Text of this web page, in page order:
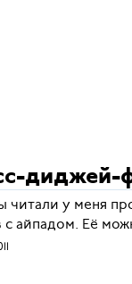
диджей-
читали у меня
айпадом. Её